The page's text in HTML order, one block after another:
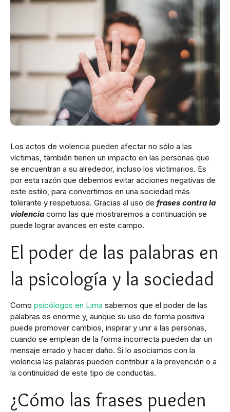
Los actos de violencia pueden afectar no sólo a las
víctimas, también tienen un impacto en las personas que
se encuentran a su alrededor, incluso los victimarios. Es
por esta razón que debemos evitar acciones negativas de
este estilo, para convertirnos en una sociedad más
tolerante y respetuosa. Gracias al uso de frases contra la
violenciacomo las que mostraremos a continuación se
puede lograr avances en este campo.
El poder de las palabras en
la psicología y la sociedad
Como psicólogos en Lima sabemos que el poder de las
palabras es enorme y, aunque su uso de forma positiva
puede promover cambios, inspirar y unir a las personas,
cuando se emplean de la forma incorrecta pueden dar un
mensaje errado y hacer daño. Si lo asociamos con la
violencia las palabras pueden contribuir a la prevención o a
la continuidad de este tipo de conductas.
¿Cómo las frases pueden